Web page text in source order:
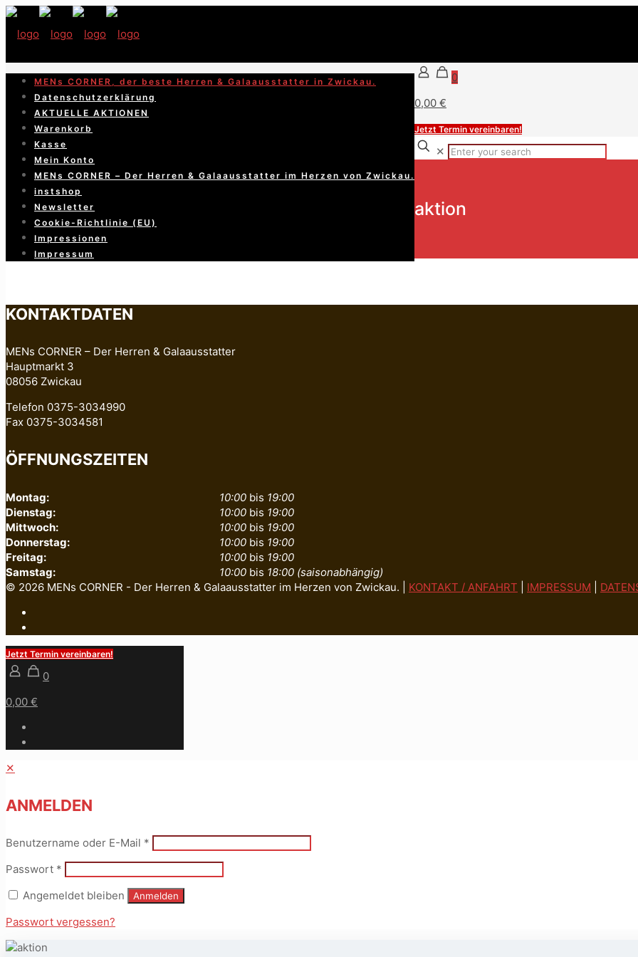
MENs CORNER, der beste Herren & Galaausstatter in Zwickau.
Datenschutzerklärung
AKTUELLE AKTIONEN
Warenkorb
Kasse
Mein Konto
MENs CORNER – Der Herren & Galaausstatter im Herzen von Zwickau.
instshop
Newsletter
Cookie-Richtlinie (EU)
Impressionen
Impressum
0
0,00 €
Jetzt Termin vereinbaren!
✕
aktion
KONTAKTDATEN
MENs CORNER – Der Herren & Galaausstatter
Hauptmarkt 3
08056 Zwickau
Telefon 0375-3034990
Fax 0375-3034581
ÖFFNUNGSZEITEN
Montag:
Dienstag:
Mittwoch:
Donnerstag:
Freitag:
Samstag:
10:00 bis 19:00
10:00 bis 19:00
10:00 bis 19:00
10:00 bis 19:00
10:00 bis 19:00
10:00 bis 18:00 (saisonabhängig)
© 2026 MENs CORNER - Der Herren & Galaausstatter im Herzen von Zwickau. | KONTAKT / ANFAHRT IMPRESSUM
Jetzt Termin vereinbaren!
0
0,00 €
✕
ANMELDEN
Benutzername oder E-Mail *
Passwort *
Angemeldet bleiben
Anmelden
Passwort vergessen?